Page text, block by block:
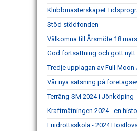
Klubbmästerskapet
Stöd stödfonden
Välkomna till Årsmöte 18
God fortsättning och gott nytt
Tredje upplagan av Full Moon
Vår nya satsning på
Terräng-SM 2024 i Jönköping
Kraftmätningen 2024 - en
Friidrottsskola - 2024